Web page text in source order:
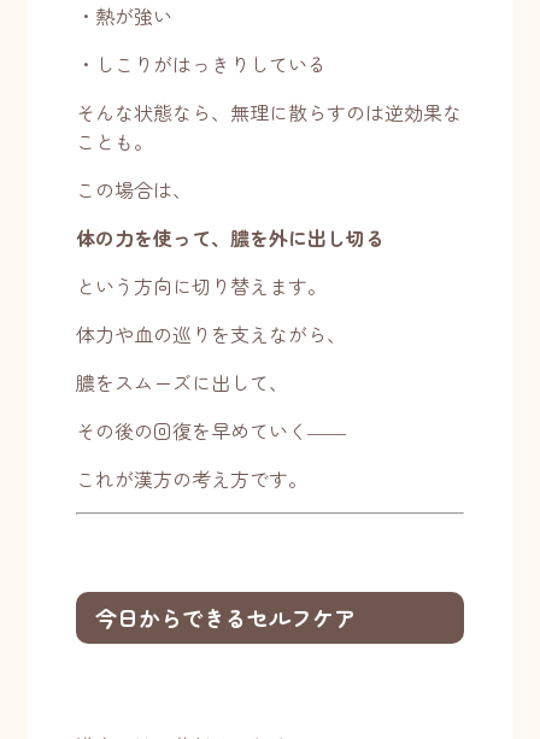
・熱が強い
・しこりがはっきりしている
そんな状態なら、無理に散らすのは逆効果な
ことも。
この場合は、
体の力を使って、膿を外に出し切る
という方向に切り替えます。
体力や血の巡りを支えながら、
膿をスムーズに出して、
その後の回復を早めていく――
これが漢方の考え方です。
今日からできるセルフケア